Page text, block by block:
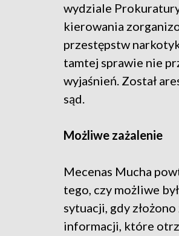
wydziale
kierowania
przestępstw
tamtej sprawie nie
wyjaśnień. Został
sąd.
Możliwe zażalenie
Mecenas Mucha
tego, czy możliwe
sytuacji, gdy
informacji, które